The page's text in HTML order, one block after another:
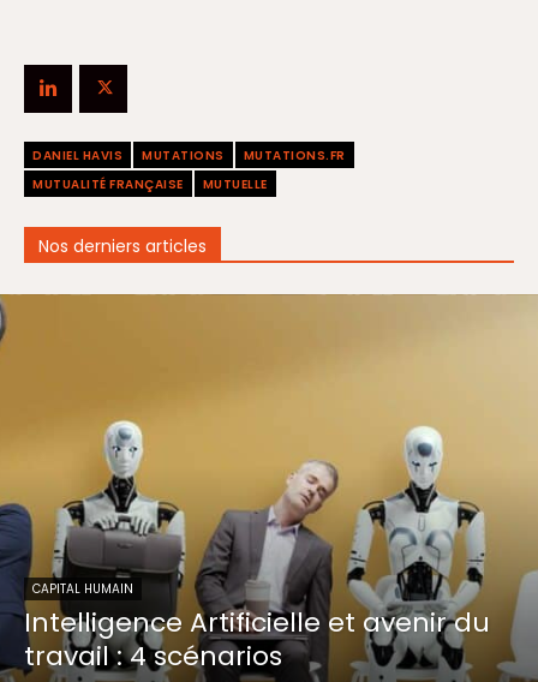
DANIEL HAVIS MUTATIONS
MUTATIONS.FR
MUTUALITÉ FRANÇAISE
MUTUELLE
Nos derniers articles
CAPITAL HUMAIN
Intelligence Artificielle et avenir du
travail : 4 scénarios